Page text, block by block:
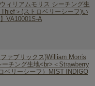
ィリアムモリス シーチング生
＞(ストロベリーシーフ)い
VA10001S-A
ァブリックス)William Morris
チング生地<br>＜Strawberry
ベリーシーフ）MIST INDIGO